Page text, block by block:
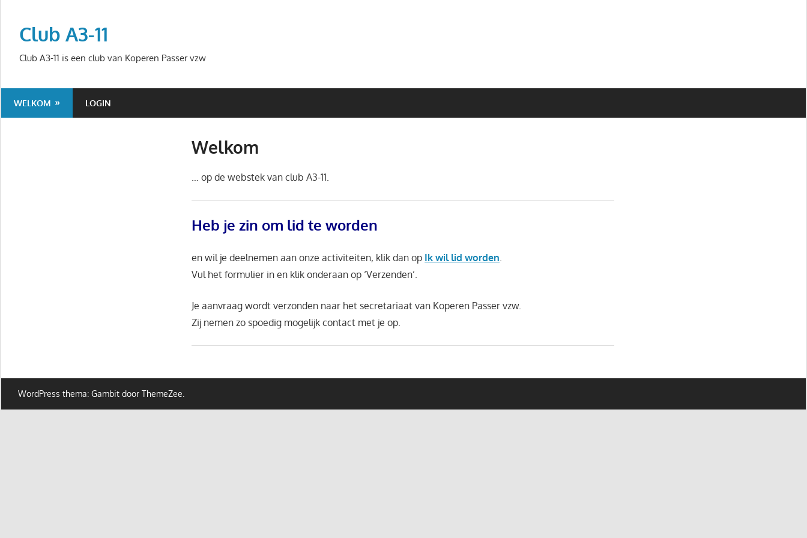
inhoud
Club A3-11
Club A3-11 is een club van Koperen Passer vzw
WELKOM LOGIN
Welkom
… op de webstek van club A3-11.
Heb je zin om lid te worden
en wil je deelnemen aan onze activiteiten, klik dan op Ik wil lid worden.
Vul het formulier inen klik onderaan op ‘Verzenden’.
Je aanvraag wordt verzonden naar het secretariaat van Koperen Passer vzw.
Zij nemen zo spoedig mogelijk contact met je op.
WordPress thema: Gambit door ThemeZee.